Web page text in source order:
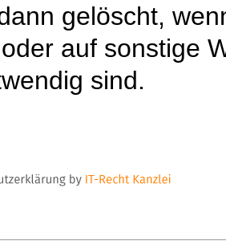
gelöscht,
auf sonstige
sind.